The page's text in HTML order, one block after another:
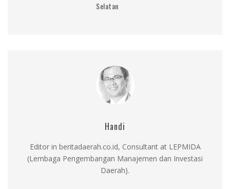
Selatan
Handi
Editor in beritadaerah.co.id, Consultant at LEPMIDA
(Lembaga Pengembangan Manajemen dan Investasi
Daerah).